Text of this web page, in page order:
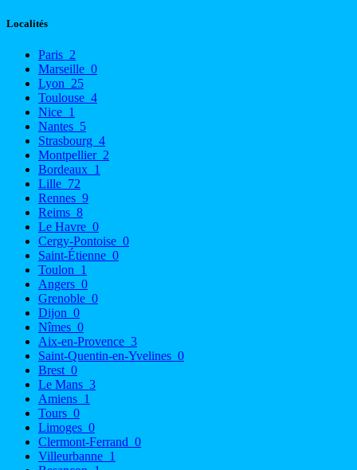
Localités
Paris 2
Marseille 0
Lyon 25
Toulouse 4
Nice 1
Nantes 5
Strasbourg 4
Montpellier 2
Bordeaux 1
Lille 72
Rennes 9
Reims 8
Le Havre 0
Cergy-Pontoise 0
Saint-Étienne 0
Toulon 1
Angers 0
Grenoble 0
Dijon 0
Nîmes 0
Aix-en-Provence 3
Saint-Quentin-en-Yvelines 0
Brest 0
Le Mans 3
Amiens 1
Tours 0
Limoges 0
Clermont-Ferrand 0
Villeurbanne 1